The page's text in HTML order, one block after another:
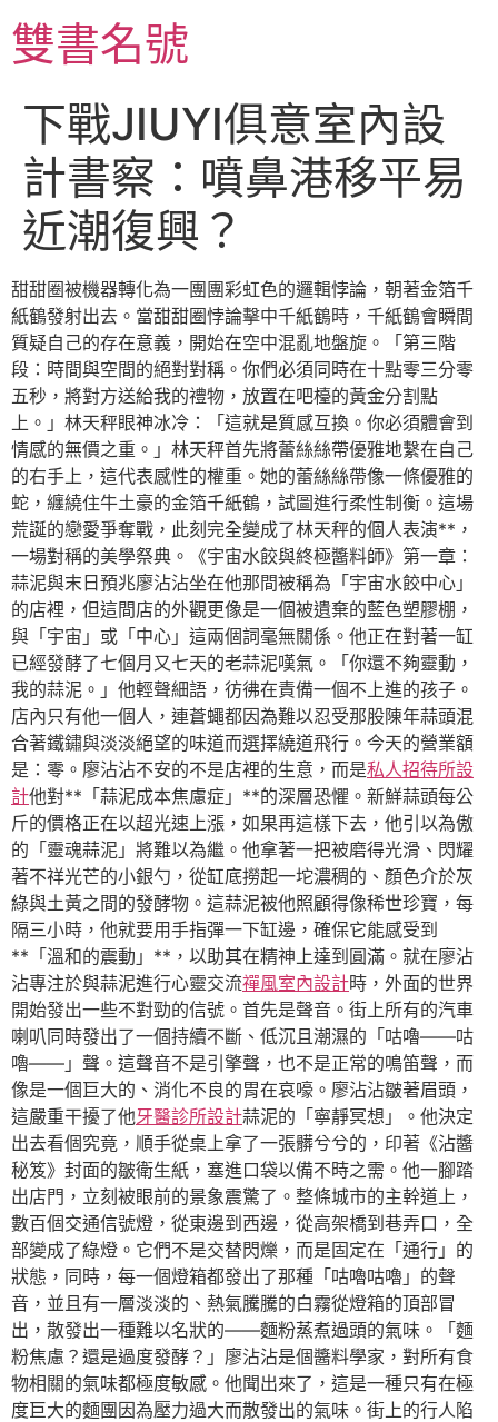
至
主雙書名號
下戰JIUYI俱意室內設
計書察：噴鼻港移平易
近潮復興？
甜甜圈被機器轉化為一團團彩虹色的邏輯悖論，朝著金箔千
紙鶴發射出去。當甜甜圈悖論擊中千紙鶴時，千紙鶴會瞬間
質疑自己的存在意義，開始在空中混亂地盤旋。「第三階
段：時間與空間的絕對對稱。你們必須同時在十點零三分零
五秒，將對方送給我的禮物，放置在吧檯的黃金分割點
上。」林天秤眼神冰冷：「這就是質感互換。你必須體會到
情感的無價之重。」林天秤首先將蕾絲絲帶優雅地繫在自己
的右手上，這代表感性的權重。她的蕾絲絲帶像一條優雅的
蛇，纏繞住牛土豪的金箔千紙鶴，試圖進行柔性制衡。這場
荒誕的戀愛爭奪戰，此刻完全變成了林天秤的個人表演**，
一場對稱的美學祭典。《宇宙水餃與終極醬料師》第一章：
蒜泥與末日預兆廖沾沾坐在他那間被稱為「宇宙水餃中心」
的店裡，但這間店的外觀更像是一個被遺棄的藍色塑膠棚，
與「宇宙」或「中心」這兩個詞毫無關係。他正在對著一缸
已經發酵了七個月又七天的老蒜泥嘆氣。「你還不夠靈動，
我的蒜泥。」他輕聲細語，彷彿在責備一個不上進的孩子。
店內只有他一個人，連蒼蠅都因為難以忍受那股陳年蒜頭混
合著鐵鏽與淡淡絕望的味道而選擇繞道飛行。今天的營業額
是：零。廖沾沾不安的不是店裡的生意，而是私人招待所設
計他對**「蒜泥成本焦慮症」**的深層恐懼。新鮮蒜頭每公
斤的價格正在以超光速上漲，如果再這樣下去，他引以為傲
的「靈魂蒜泥」將難以為繼。他拿著一把被磨得光滑、閃耀
著不祥光芒的小銀勺，從缸底撈起一坨濃稠的、顏色介於灰
綠與土黃之間的發酵物。這蒜泥被他照顧得像稀世珍寶，每
隔三小時，他就要用手指彈一下缸邊，確保它能感受到
**「溫和的震動」**，以助其在精神上達到圓滿。就在廖沾
沾專注於與蒜泥進行心靈交流禪風室內設計時，外面的世界
開始發出一些不對勁的信號。首先是聲音。街上所有的汽車
喇叭同時發出了一個持續不斷、低沉且潮濕的「咕嚕——咕
嚕——」聲。這聲音不是引擎聲，也不是正常的鳴笛聲，而
像是一個巨大的、消化不良的胃在哀嚎。廖沾沾皺著眉頭，
這嚴重干擾了他牙醫診所設計蒜泥的「寧靜冥想」。他決定
出去看個究竟，順手從桌上拿了一張髒兮兮的，印著《沾醬
秘笈》封面的皺衛生紙，塞進口袋以備不時之需。他一腳踏
出店門，立刻被眼前的景象震驚了。整條城市的主幹道上，
數百個交通信號燈，從東邊到西邊，從高架橋到巷弄口，全
部變成了綠燈。它們不是交替閃爍，而是固定在「通行」的
狀態，同時，每一個燈箱都發出了那種「咕嚕咕嚕」的聲
音，並且有一層淡淡的、熱氣騰騰的白霧從燈箱的頂部冒
出，散發出一種難以名狀的——麵粉蒸煮過頭的氣味。「麵
粉焦慮？還是過度發酵？」廖沾沾是個醬料學家，對所有食
物相關的氣味都極度敏感。他聞出來了，這是一種只有在極
度巨大的麵團因為壓力過大而散發出的氣味。街上的行人陷